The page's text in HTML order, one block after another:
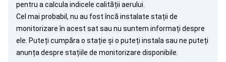
pentru a calcula indicele calității aerului.
Cel mai probabil, nu au fost încă instalate stații de
monitorizare în acest sat sau nu suntem informați despre
ele. Puteți cumpăra o stație și o puteți instala sau ne puteți
anunța despre stațiile de monitorizare disponibile.